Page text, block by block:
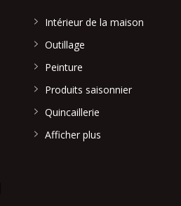
Intérieur de la maison
Outillage
Peinture
Produits saisonnier
Quincaillerie
Afficher plus